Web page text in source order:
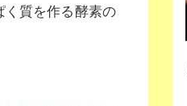
く質を作る酵素の